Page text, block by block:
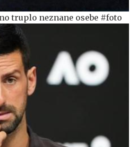
truplo neznane osebe #foto